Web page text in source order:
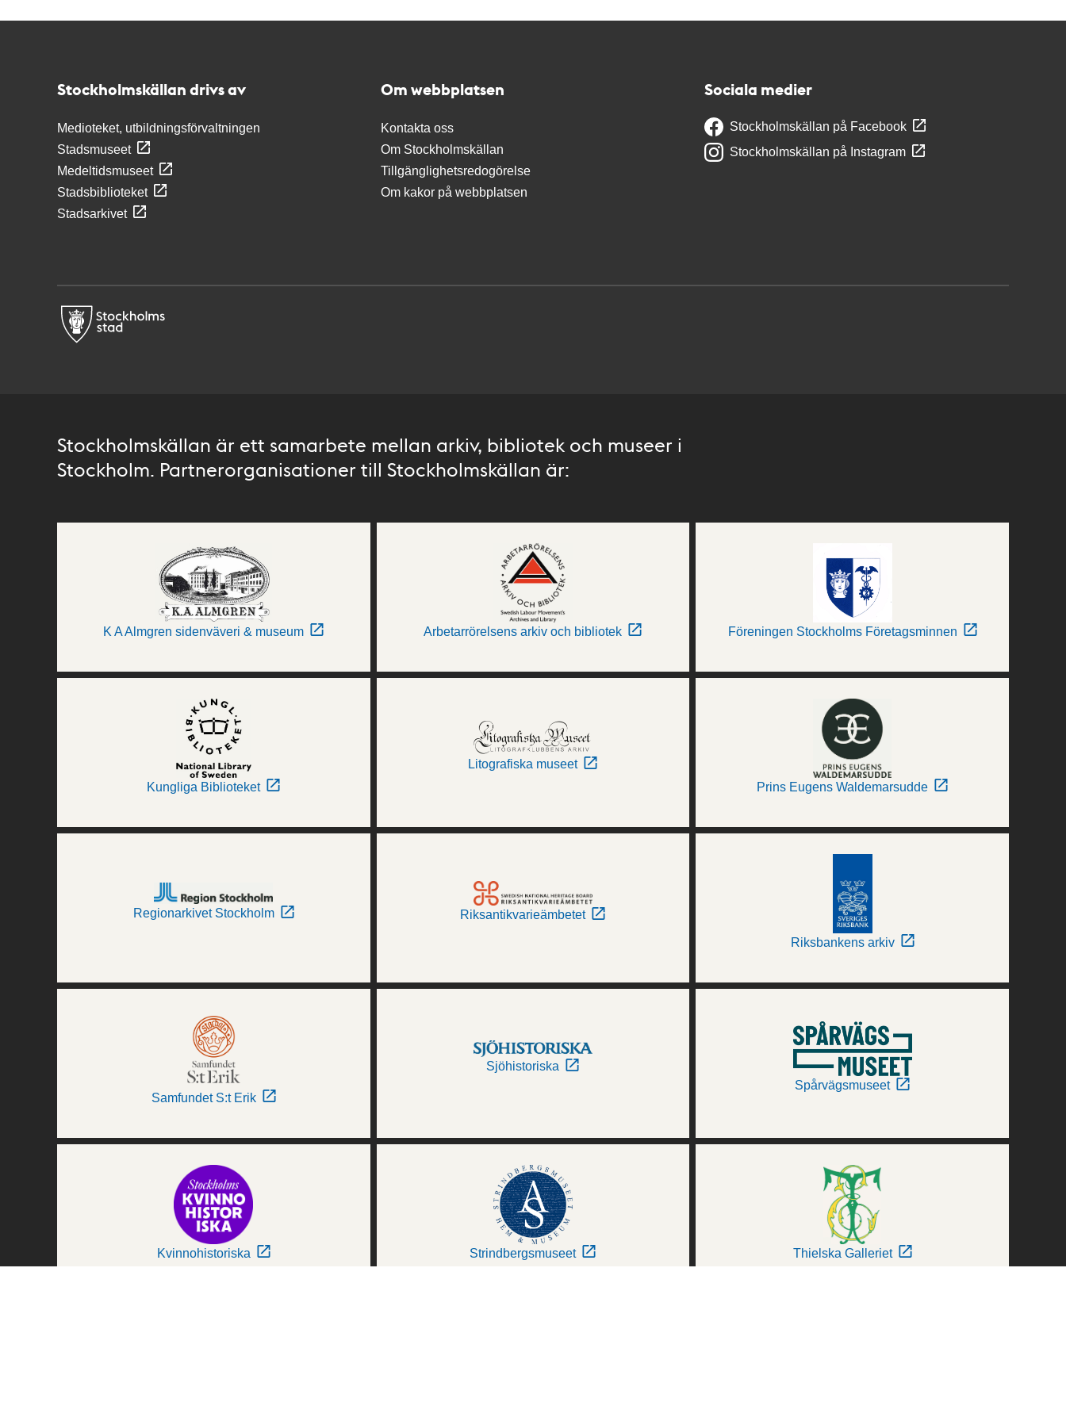
Stockholmskällan drivs av
Medioteket, utbildningsförvaltningen
Stadsmuseet
Medeltidsmuseet
Stadsbiblioteket
Stadsarkivet
Om webbplatsen
Kontakta oss
Om Stockholmskällan
Tillgänglighetsredogörelse
Om kakor på webbplatsen
Sociala medier
Stockholmskällan på Facebook
Stockholmskällan på Instagram
Stockholmskällan är ett samarbete mellan arkiv, bibliotek och museer i
Stockholm. Partnerorganisationer till Stockholmskällan är:
K A Almgren sidenväveri & museum Arbetarrörelsens arkiv och bibliotek Föreningen Stockholms Företagsminnen
Kungliga Biblioteket
Litografiska museet
Prins Eugens Waldemarsudde
Regionarkivet Stockholm Riksantikvarieämbetet
Riksbankens arkiv
Samfundet S:t Erik
Sjöhistoriska
Spårvägsmuseet
Kvinnohistoriska Strindbergsmuseet Thielska Galleriet